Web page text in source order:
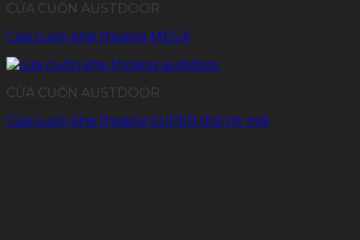
CỬA CUỐN AUSTDOOR
Cửa cuốn khe thoáng MEGA
CỬA CUỐN AUSTDOOR
Cửa cuốn khe thoáng SUPER thế hệ mới